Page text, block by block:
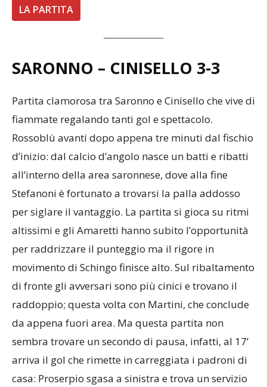
LA PARTITA
SARONNO – CINISELLO 3-3
Partita clamorosa tra Saronno e Cinisello che vive di
fiammate regalando tanti gol e spettacolo.
Rossoblù avanti dopo appena tre minuti dal fischio
d’inizio: dal calcio d’angolo nasce un batti e ribatti
all’interno della area saronnese, dove alla fine
Stefanoni è fortunato a trovarsi la palla addosso
per siglare il vantaggio. La partita si gioca su ritmi
altissimi e gli Amaretti hanno subito l’opportunità
per raddrizzare il punteggio ma il rigore in
movimento di Schingo finisce alto. Sul ribaltamento
di fronte gli avversari sono più cinici e trovano il
raddoppio; questa volta con Martini, che conclude
da appena fuori area. Ma questa partita non
sembra trovare un secondo di pausa, infatti, al 17’
arriva il gol che rimette in carreggiata i padroni di
casa: Proserpio sgasa a sinistra e trova un servizio